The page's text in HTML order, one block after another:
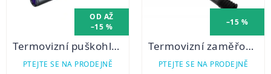
OD AŽ
–15 %
Termovizní puškohled PARD TS31
PTEJTE SE NA PRODEJNĚ
–15 %
Termovizní zaměřovač Hikmicro Stellar SH35 -
PTEJTE SE NA PRODEJNĚ